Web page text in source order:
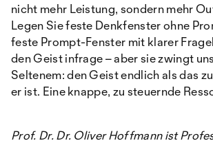
nicht mehr Leistung, sondern mehr
Legen Sie feste Denkfenster ohne
feste Prompt-Fenster mit klarer
den Geist infrage – aber sie zwingt
Seltenem: den Geist endlich als das
er ist. Eine knappe, zu steuernde
Prof. Dr. Dr. Oliver Hoffmann ist